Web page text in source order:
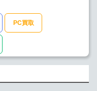
PC買取